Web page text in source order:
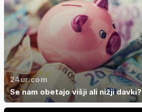
24ur.com
Se nam obetajo višji ali nižji davki?